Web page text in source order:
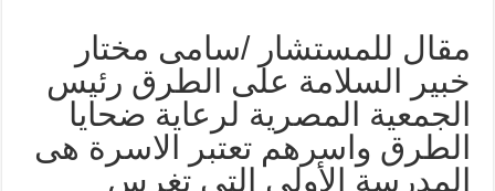
للمستشار /سامى مختار
السلامة على الطرق رئيس
المصرية لرعاية ضحايا
واسرهم تعتبر الاسرة هى
الأولي التي تغرس